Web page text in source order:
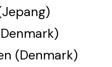
(Denmark)